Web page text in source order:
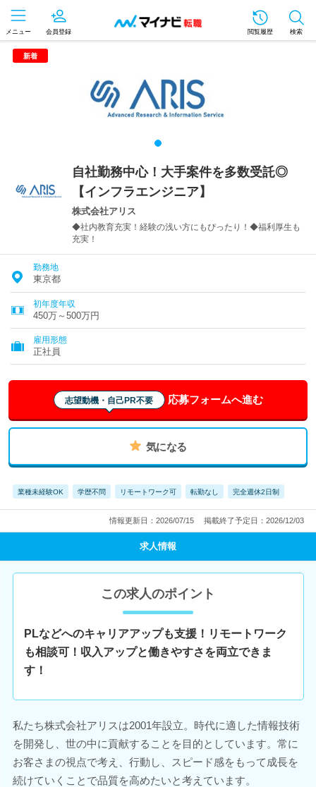
メニュー 会員登録 閲覧履歴 検索
新着
自社勤務中心！大手案件を多数受託◎
【インフラエンジニア】
株式会社アリス
◆社内教育充実！経験の浅い方にもぴったり！◆福利厚生も
充実！
勤務地
東京都
初年度年収
450万～500万円
雇用形態
正社員
志望動機・自己PR不要 応募フォームへ進む
気になる
業種未経験OK 学歴不問 リモートワーク可 転勤なし 完全週休2日制
情報更新日：2026/07/15 掲載終了予定日：2026/12/03
求人情報
この求人のポイント
PLなどへのキャリアアップも支援！リモートワーク
も相談可！収入アップと働きやすさを両立できま
す！
私たち株式会社アリスは2001年設立。時代に適した情報技術
を開発し、世の中に貢献することを目的としています。常に
お客さまの視点で考え、行動し、スピード感をもって成長を
続けていくことで品質を高めたいと考えています。